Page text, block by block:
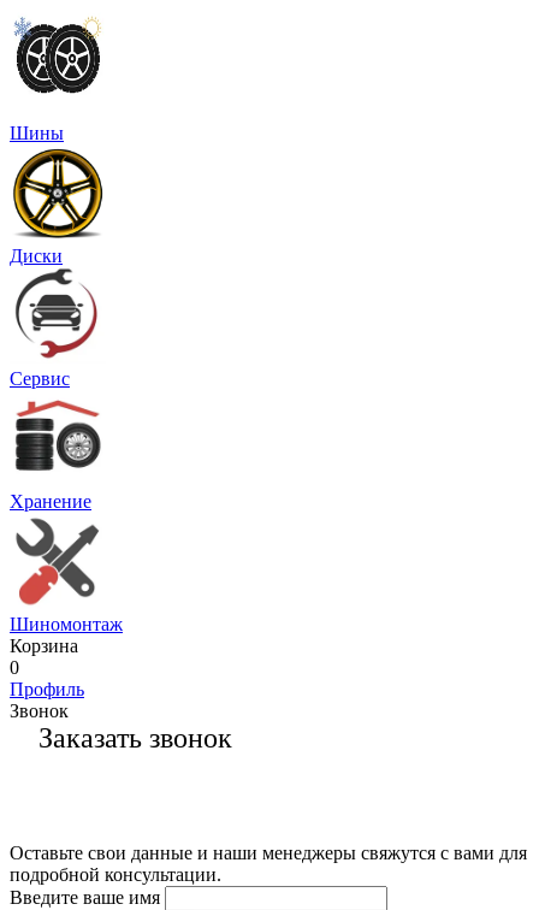
Шины
Диски
Сервис
Хранение
Шиномонтаж
Корзина
0
Профиль
Звонок
Заказать звонок
Оставьте свои данные и наши менеджеры свяжутся с вами для
подробной консультации.
Введите ваше имя